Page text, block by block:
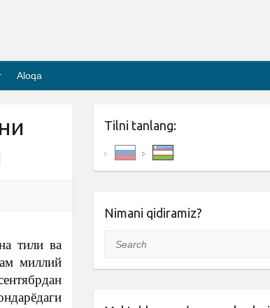
Aloqa
тили ва
миллий
Tilni tanlang:
Nimani qidiramiz?
Search